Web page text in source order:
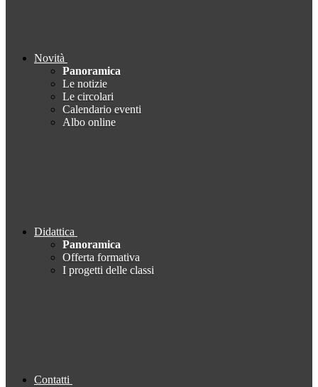
Novità
Panoramica
Le notizie
Le circolari
Calendario eventi
Albo online
Didattica
Panoramica
Offerta formativa
I progetti delle classi
Contatti